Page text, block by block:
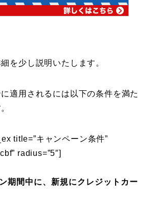
を少し説明いたします。
適用されるには以下の条件を満た
title=”キャンペーン条件”
radius=”5″]
期間中に、新規にクレジットカー